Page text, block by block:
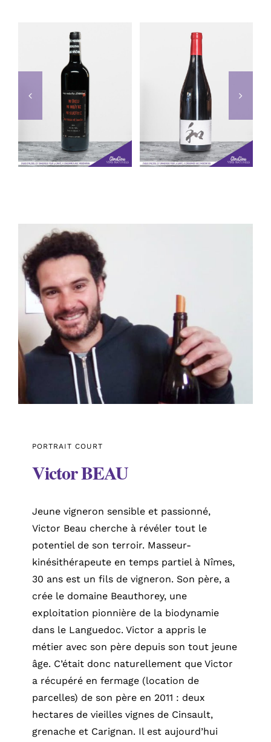
Inebriati Drya
AJOUTER AU
PANIER
DÉTAILS
Les Clos
d’Elis Cinsault
Grenache
AJOUTER AU
PANIER
DÉTAILS
PORTRAIT COURT
Victor BEAU
Jeune vigneron sensible et passionné,
Victor Beau cherche à révéler tout le
potentiel de son terroir. Masseur-
kinésithérapeute en temps partiel à Nîmes,
30 ans est un fils de vigneron. Son père, a
crée le domaine Beauthorey, une
exploitation pionnière de la biodynamie
dans le Languedoc. Victor a appris le
métier avec son père depuis son tout jeune
âge. C’était donc naturellement que Victor
a récupéré en fermage (location de
parcelles) de son père en 2011 : deux
hectares de vieilles vignes de Cinsault,
grenache et Carignan. Il est aujourd’hui